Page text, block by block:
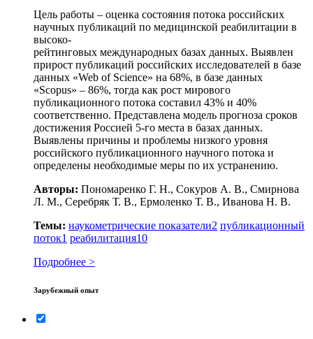
Цель работы – оценка состояния потока российских
научных публикаций по медицинской реабилитации в
высоко-
рейтинговых международных базах данных. Выявлен
прирост публикаций российских исследователей в базе
данных «Web of Science» на 68%, в базе данных
«Scopus» – 86%, тогда как рост мирового
публикационного потока составил 43% и 40%
соответственно. Представлена модель прогноза сроков
достижения Россией 5-го места в базах данных.
Выявлены причины и проблемы низкого уровня
российского публикационного научного потока и
определены необходимые меры по их устранению.
Авторы: Пономаренко Г. Н., Сокуров А. В., Смирнова
Л. М., Серебряк Т. В., Ермоленко Т. В., Иванова Н. В.
Темы: наукометрические показатели2 публикационный
поток1 реабилитация10
Подробнее >
Зарубежный опыт